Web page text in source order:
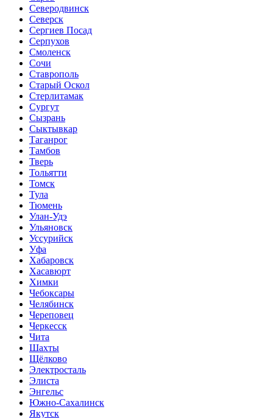
Северодвинск
Северск
Сергиев Посад
Серпухов
Смоленск
Сочи
Ставрополь
Старый Оскол
Стерлитамак
Сургут
Сызрань
Сыктывкар
Таганрог
Тамбов
Тверь
Тольятти
Томск
Тула
Тюмень
Улан-Удэ
Ульяновск
Уссурийск
Уфа
Хабаровск
Хасавюрт
Химки
Чебоксары
Челябинск
Череповец
Черкесск
Чита
Шахты
Щёлково
Электросталь
Элиста
Энгельс
Южно-Сахалинск
Якутск